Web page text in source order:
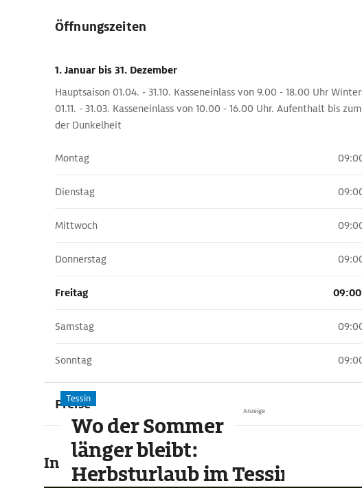
Öffnungszeiten
1. Januar bis 31. Dezember
Hauptsaison 01.04. - 31.10. Kasseneinlass von 9.00 - 18.00 Uhr
01.11. - 31.03. Kasseneinlass von 10.00 - 16.00 Uhr. Aufenthalt bis
der Dunkelheit
Montag
Dienstag
Mittwoch
Donnerstag
Freitag
Samstag
Sonntag
Preise
In der Umgebung
Anzeige
Tessin
Wo der Sommer
länger bleibt:
Herbsturlaub im Tessin